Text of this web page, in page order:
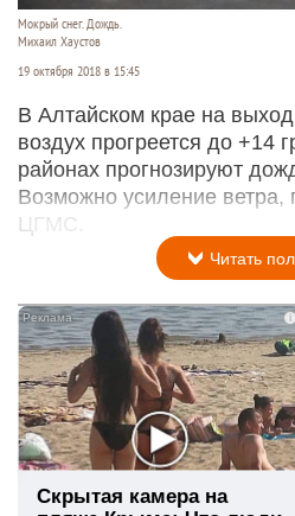
Мокрый снег. Дождь.
Михаил Хаустов
19 октября 2018 в 15:45
В Алтайском крае на
воздух прогреется до +14
районах прогнозируют
Возможно усиление ветра,
ЦГМС.
Читать
i
Скрытая камера на